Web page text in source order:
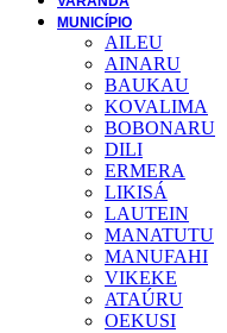
MUNICÍPIO
AILEU
AINARU
BAUKAU
KOVALIMA
BOBONARU
DILI
ERMERA
LIKISÁ
LAUTEIN
MANATUTU
MANUFAHI
VIKEKE
ATAÚRU
OEKUSI